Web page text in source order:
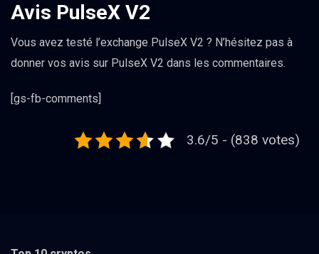
Avis PulseX V2
Vous avez testé l’exchange PulseX V2 ? N’hésitez pas à
donner vos avis sur PulseX V2 dans les commentaires.
[gs-fb-comments]
3.6/5 - (838 votes)